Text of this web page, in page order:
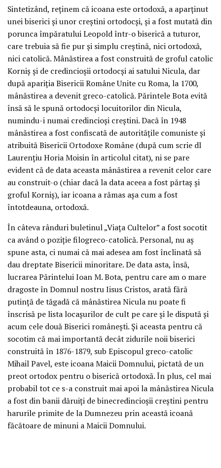
Sintetizând, reţinem că icoana este ortodoxă, a aparţinut
unei biserici şi unor creştini ortodocşi, şi a fost mutată din
porunca împăratului Leopold într-o biserică a tuturor,
care trebuia să fie pur şi simplu creştină, nici ortodoxă,
nici catolică. Mânăstirea a fost construită de groful catolic
Korniş şi de credincioşii ortodocşi ai satului Nicula, dar
după apariţia Bisericii Române Unite cu Roma, la 1700,
mânăstirea a devenit greco-catolică. Părintele Bota evită
însă să le spună ortodocşi locuitorilor din Nicula,
numindu-i numai credincioşi creştini. Dacă în 1948
mânăstirea a fost confiscată de autorităţile comuniste şi
atribuită Bisericii Ortodoxe Române (după cum scrie dl
Laurenţiu Horia Moisin în articolul citat), ni se pare
evident că de data aceasta mânăstirea a revenit celor care
au construit-o (chiar dacă la data aceea a fost părtaş şi
groful Korniş), iar icoana a rămas aşa cum a fost
întotdeauna, ortodoxă.
În câteva rânduri buletinul „Viaţa Cultelor” a fost socotit
ca având o poziţie filogreco-catolică. Personal, nu aş
spune asta, ci numai că mai adesea am fost înclinată să
dau dreptate Bisericii minoritare. De data asta, însă,
lucrarea Părintelui Ioan M. Bota, pentru care am o mare
dragoste în Domnul nostru Iisus Cristos, arată fără
putinţă de tăgadă că mânăstirea Nicula nu poate fi
înscrisă pe lista locaşurilor de cult pe care şi le dispută şi
acum cele două Biserici româneşti. Şi aceasta pentru că
socotim că mai importantă decât zidurile noii biserici
construită în 1876-1879, sub Episcopul greco-catolic
Mihail Pavel, este icoana Maicii Domnului, pictată de un
preot ortodox pentru o biserică ortodoxă. În plus, cel mai
probabil tot ce s-a construit mai apoi la mânăstirea Nicula
a fost din banii dăruiţi de binecredincioşii creştini pentru
harurile primite de la Dumnezeu prin această icoană
făcătoare de minuni a Maicii Domnului.